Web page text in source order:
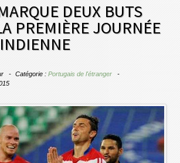
DEUX BUTS
PREMIÈRE JOURNÉE
Catégorie :Portugais de l'étranger